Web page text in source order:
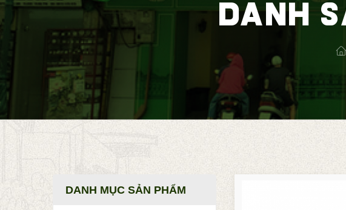
DANH
DANH MỤC SẢN PHẨM